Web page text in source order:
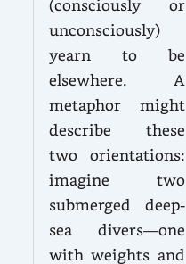
(consciously or
unconsciously)
yearn to be
elsewhere. A
metaphor might
describe these
two orientations:
imagine two
submerged deep-
sea divers—one
with weights and